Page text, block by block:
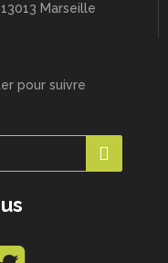
Marseille
pour suivre